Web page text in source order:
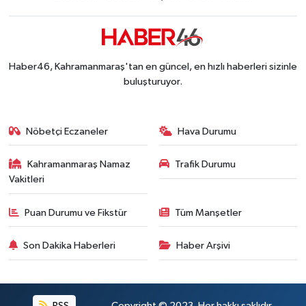
09:04 |Kahramanmaraş'taki Okul Saldırısı TBMM
Haber46, Kahramanmaraş'tan en güncel, en hızlı haberleri sizinle
buluşturuyor.
Nöbetçi Eczaneler Hava Durumu
Kahramanmaraş Namaz
Vakitleri
Trafik Durumu
Puan Durumu ve Fikstür Tüm Manşetler
Son Dakika Haberleri Haber Arşivi